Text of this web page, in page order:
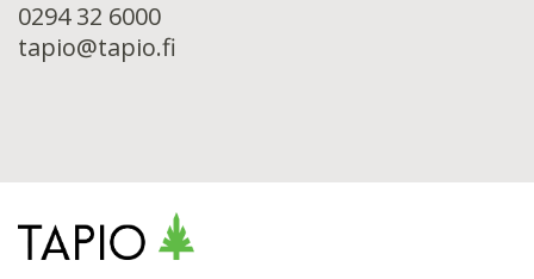
0294 32 6000
tapio@tapio.fi